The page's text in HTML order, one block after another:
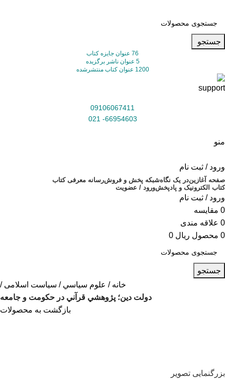
جستجو
76 عنوان جایزه کتاب
5 عنوان ناشر برگزیده
1200 عنوان کتاب منتشرشده
09106067411
66954603- 021
منو
ورود / ثبت نام
صفحه آغازیندر یک نگاهشبکه پخش و فروشرسانه معرفی کتاب
کتاب الکترونیک و پادپخشورود / عضویت
ورود / ثبت نام
0 مقایسه
0 علاقه مندی
0 محصول ریال
جستجو
خانه
علوم سياسي
سیاست اسلامی
دولت دين؛ پژوهشي قرآني در حكومت و جامعه
بازگشت به محصولات
بزرگنمایی تصویر